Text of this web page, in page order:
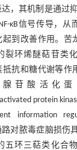
，其机制是通过
κB信号传导，从
起到改善作用。苦
裂环烯醚萜苷类
抵抗和糖代谢等作
苷酸活化蛋
protein
information
路对脓毒症脑损伤
五环三萜类化合